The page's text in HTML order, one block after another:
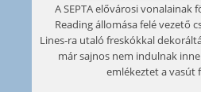
A SEPTA elővárosi vonalainak
Reading állomása felé vezető
Lines-ra utaló freskókkal
már sajnos nem indulnak
emlékeztet a vasút